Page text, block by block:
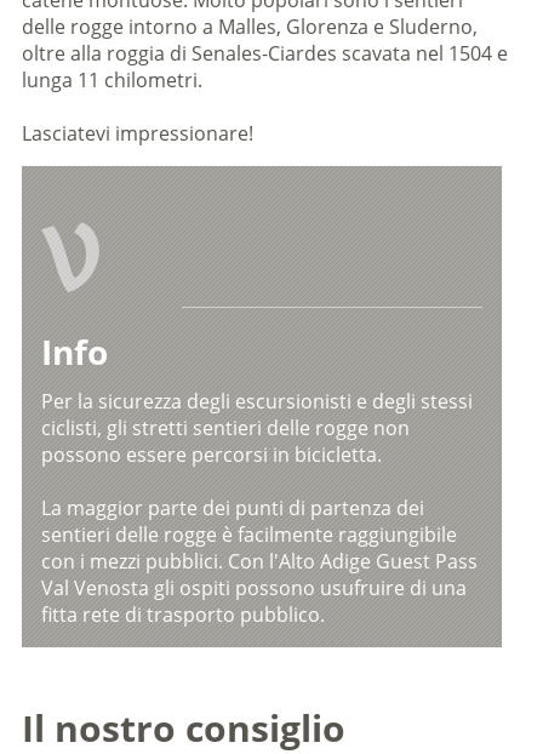
delle rogge intorno a Malles, Glorenza e Sluderno,
oltre alla roggia di Senales-Ciardes scavata nel 1504 e
lunga 11 chilometri.
Lasciatevi impressionare!
V
Info
Per la sicurezza degli escursionisti e degli stessi
ciclisti, gli stretti sentieri delle rogge non
possono essere percorsi in bicicletta.
La maggior parte dei punti di partenza dei
sentieri delle rogge è facilmente raggiungibile
con i mezzi pubblici. Con l'Alto Adige Guest Pass
Val Venosta gli ospiti possono usufruire di una
fitta rete di trasporto pubblico.
Il nostro consiglio